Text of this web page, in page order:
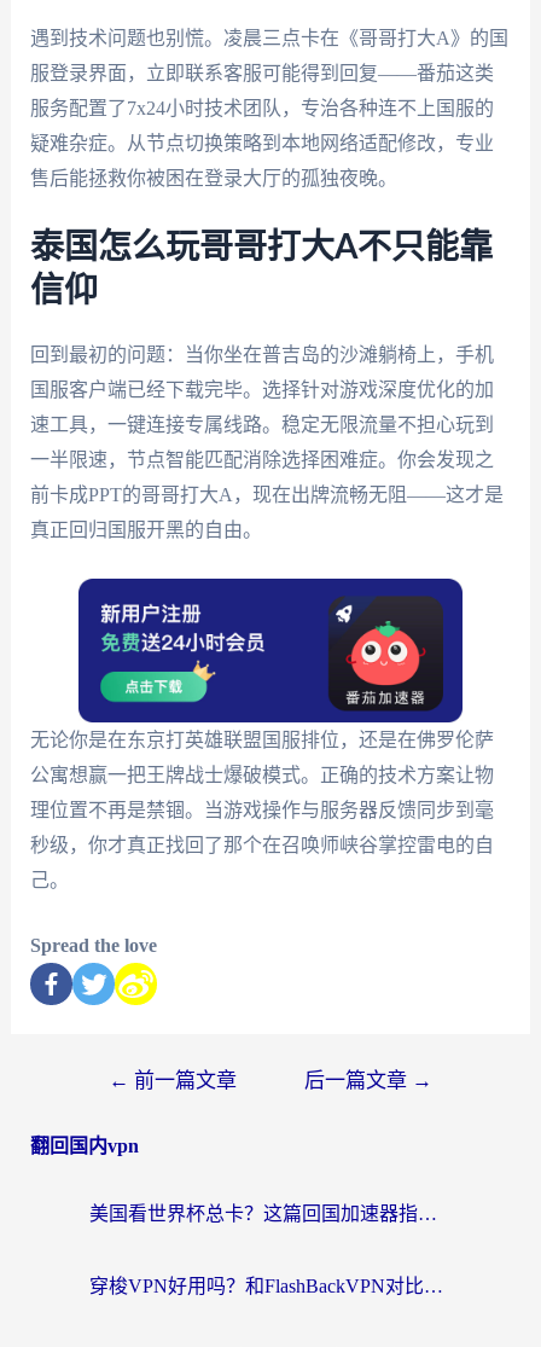
遇到技术问题也别慌。凌晨三点卡在《哥哥打大A》的国
服登录界面，立即联系客服可能得到回复——番茄这类
服务配置了7x24小时技术团队，专治各种连不上国服的
疑难杂症。从节点切换策略到本地网络适配修改，专业
售后能拯救你被困在登录大厅的孤独夜晚。
泰国怎么玩哥哥打大A不只能靠
信仰
回到最初的问题：当你坐在普吉岛的沙滩躺椅上，手机
国服客户端已经下载完毕。选择针对游戏深度优化的加
速工具，一键连接专属线路。稳定无限流量不担心玩到
一半限速，节点智能匹配消除选择困难症。你会发现之
前卡成PPT的哥哥打大A，现在出牌流畅无阻——这才是
真正回归国服开黑的自由。
无论你是在东京打英雄联盟国服排位，还是在佛罗伦萨
公寓想赢一把王牌战士爆破模式。正确的技术方案让物
理位置不再是禁锢。当游戏操作与服务器反馈同步到毫
秒级，你才真正找回了那个在召唤师峡谷掌控雷电的自
己。
Spread the love
← 前一篇文章 后一篇文章 →
翻回国内vpn
美国看世界杯总卡？这篇回国加速器指南帮你无缝刷国内资源（附苹果手机VPN设置步骤）
穿梭VPN好用吗？和FlashBackVPN对比哪个回国效果更好？